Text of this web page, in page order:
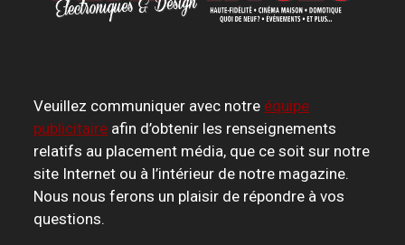
Veuillez communiquer avec notre équipe
publicitaire afin d’obtenir les renseignements
relatifs au placement média, que ce soit sur notre
site Internet ou à l’intérieur de notre magazine.
Nous nous ferons un plaisir de répondre à vos
questions.